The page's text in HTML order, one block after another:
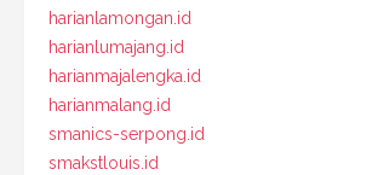
harianlamongan.id
harianlumajang.id
harianmajalengka.id
harianmalang.id
smanics-serpong.id
smakstlouis.id